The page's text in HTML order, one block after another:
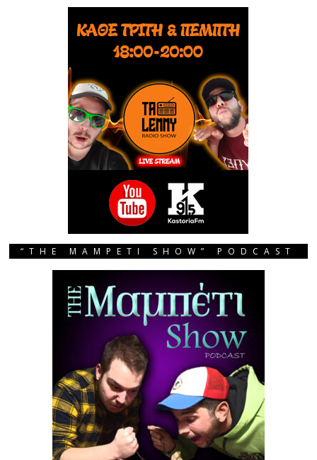
“THE MAMPETI SHOW” PODCAST